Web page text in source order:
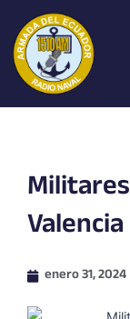
contenido
Valencia
enero 31, 2024